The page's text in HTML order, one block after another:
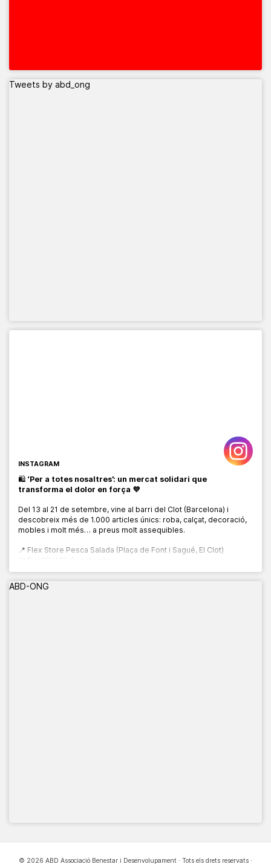
Tweets by abd_ong
INSTAGRAM
🛍️ ‘Per a totes nosaltres’: un mercat solidari que
transforma el dolor en força 💜
Del 13 al 21 de setembre, vine al barri del Clot (Barcelona) i
descobreix més de 1.000 articles únics: roba, calçat, decoració,
mobles i molt més… a preus molt assequibles.
📍 Flex Store Pesca Salada (Plaça de Font i Sagué, El Clot)
🕙 De 10:00 a 20:00 h
ABD-ONG
© 2026 ABD Associació Benestar i Desenvolupament · Tots els drets reservats ·